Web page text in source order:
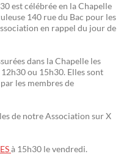
est célébrée en la Chapelle
140 rue du Bac pour les
en rappel du jour de
dans la Chapelle les
ou 15h30. Elles sont
les membres de
de notre Association sur X
à 15h30 le vendredi.